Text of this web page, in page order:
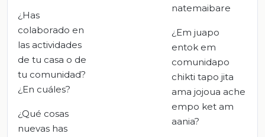
¿Has
colaborado en
las actividades
de tu casa o de
tu comunidad?
¿En cuáles?
¿Qué cosas
nuevas has
natemaibare
¿Em juapo
entok em
comunidapo
chikti tapo jita
ama jojoua ache
empo ket am
aania?